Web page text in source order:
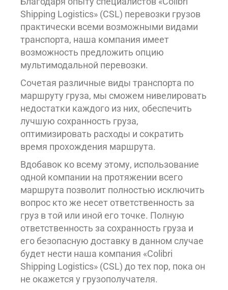
Shipping Logistics» (CSL) перевозки грузов
практически всеми возможными видами
транспорта, наша компания имеет
возможность предложить опцию
мультимодальной перевозки.
Сочетая различные виды транспорта по
маршруту груза, мы сможем нивелировать
недостатки каждого из них, обеспечить
лучшую сохранность груза,
оптимизировать расходы и сократить
время прохождения маршрута.
Вдобавок ко всему этому, использование
одной компании на протяжении всего
маршрута позволит полностью исключить
вопрос кто же несет ответственность за
груз в той или иной его точке. Полную
ответственность за сохранность груза и
его безопасную доставку в данном случае
будет нести наша компания «Colibri
Shipping Logistics» (CSL) до тех пор, пока он
не окажется у грузополучателя.